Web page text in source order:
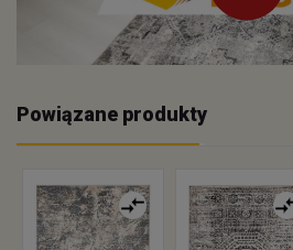
Powiązane produkty